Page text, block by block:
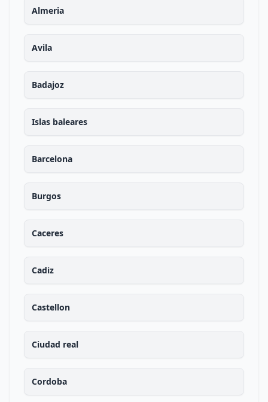
Almeria
Avila
Badajoz
Islas baleares
Barcelona
Burgos
Caceres
Cadiz
Castellon
Ciudad real
Cordoba